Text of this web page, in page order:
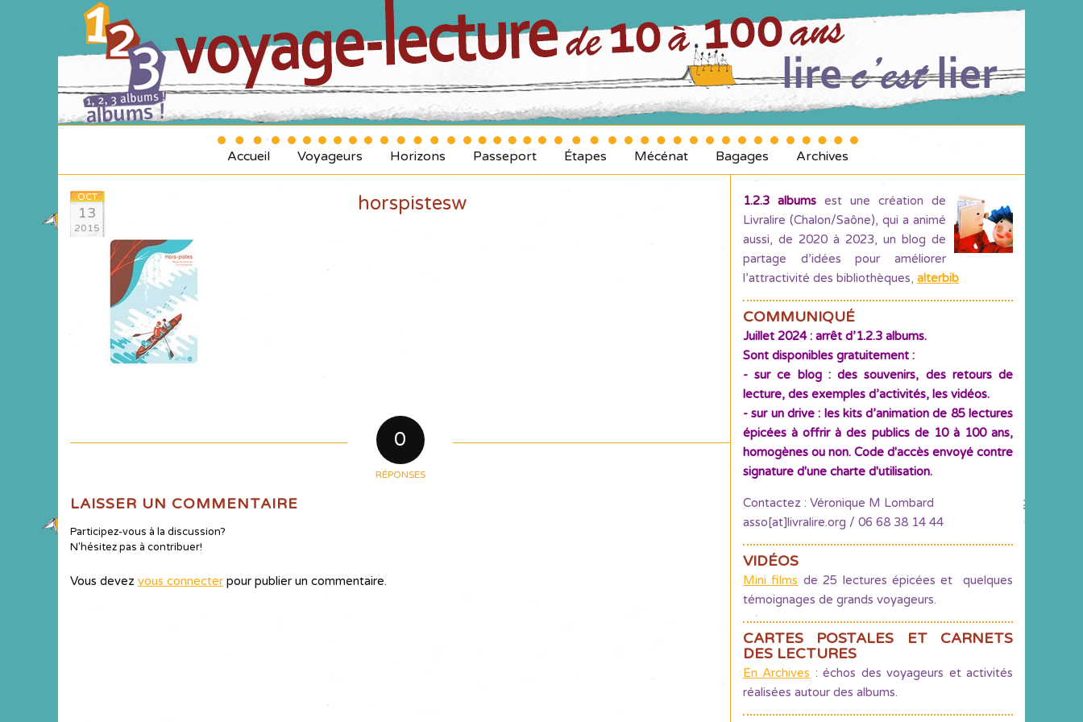
Accueil Voyageurs Horizons Passeport Étapes Mécénat Bagages Archives
OCT
13
2015
horspistesw
0
RÉPONSES
LAISSER UN COMMENTAIRE
Participez-vous à la discussion?
N'hésitez pas à contribuer!
Vous devez vous connecter pour publier un commentaire.
1.2.3 albums est une création de
Livralire (Chalon/Saône), qui a animé
aussi, de 2020 à 2023, un blog de
partage d’idées pour améliorer
l’attractivité des bibliothèques, alterbib
COMMUNIQUÉ
Juillet 2024 : arrêt d’1.2.3 albums.
Sont disponibles gratuitement :
- sur ce blog : des souvenirs, des retours de
lecture, des exemples d’activités, les vidéos.
- sur un drive : les kits d’animation de 85 lectures
épicées à offrir à des publics de 10 à 100 ans,
homogènes ou non. Code d'accès envoyé contre
signature d'une charte d'utilisation.
Contactez : Véronique M Lombard
asso[at]livralire.org / 06 68 38 14 44
VIDÉOS
Mini films de 25 lectures épicées et quelques
témoignages de grands voyageurs.
CARTES POSTALES ET CARNETS
DES LECTURES
En Archives : échos des voyageurs et activités
réalisées autour des albums.